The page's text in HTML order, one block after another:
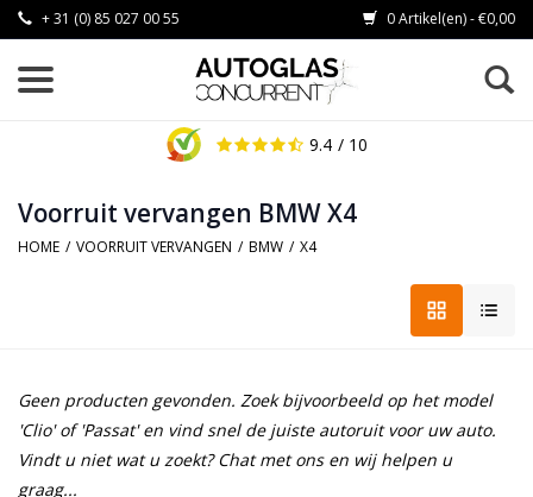
+ 31 (0) 85 027 00 55 0 Artikel(en) - €0,00
9.4 / 10
Voorruit vervangen BMW X4
HOME / VOORRUIT VERVANGEN / BMW / X4
Geen producten gevonden. Zoek bijvoorbeeld op het model
'Clio' of 'Passat' en vind snel de juiste autoruit voor uw auto.
Vindt u niet wat u zoekt? Chat met ons en wij helpen u
graag...